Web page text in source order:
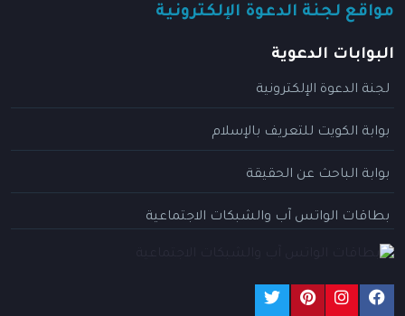
مواقع لجنة الدعوة الإلكترونية
البوابات الدعوية
لجنة الدعوة الإلكترونية
بوابة الكويت للتعريف بالإسلام
بوابة الباحث عن الحقيقة
بطاقات الواتس آب والشبكات الاجتماعية